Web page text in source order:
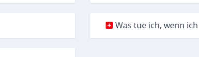
Was tue ich, wenn